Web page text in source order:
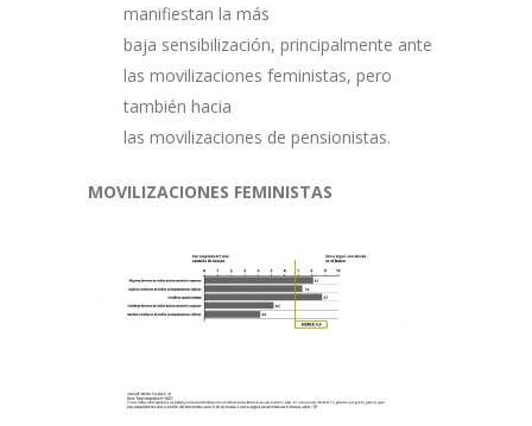
manifiestan la más
baja sensibilización, principalmente ante
las movilizaciones feministas, pero
también hacia
las movilizaciones de pensionistas.
MOVILIZACIONES FEMINISTAS